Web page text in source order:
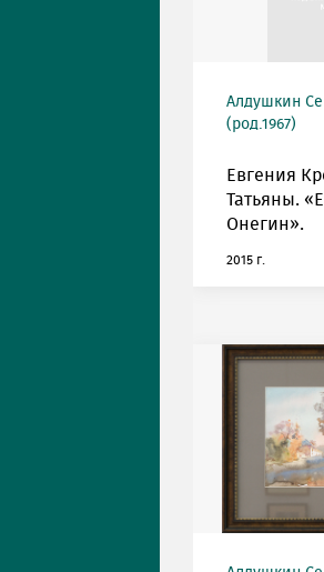
Алдушкин
(род.1967)
Евгения
Татьяны.
Онегин».
2015 г.